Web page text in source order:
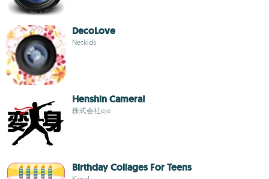
DecoLove
Netkids
Henshin Camera!
株式会社eje
Birthday Collages For Teens